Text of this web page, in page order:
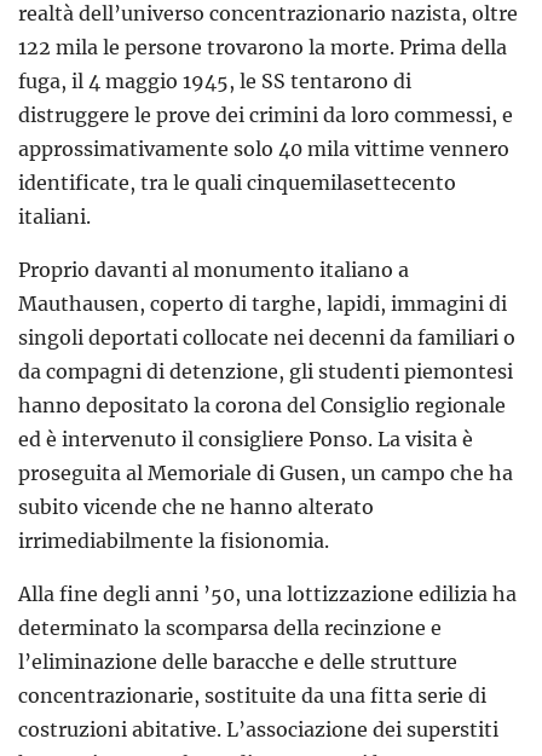
realtà dell’universo concentrazionario nazista, oltre
122 mila le persone trovarono la morte. Prima della
fuga, il 4 maggio 1945, le SS tentarono di
distruggere le prove dei crimini da loro commessi, e
approssimativamente solo 40 mila vittime vennero
identificate, tra le quali cinquemilasettecento
italiani.
Proprio davanti al monumento italiano a
Mauthausen, coperto di targhe, lapidi, immagini di
singoli deportati collocate nei decenni da familiari o
da compagni di detenzione, gli studenti piemontesi
hanno depositato la corona del Consiglio regionale
ed è intervenuto il consigliere Ponso. La visita è
proseguita al Memoriale di Gusen, un campo che ha
subito vicende che ne hanno alterato
irrimediabilmente la fisionomia.
Alla fine degli anni ’50, una lottizzazione edilizia ha
determinato la scomparsa della recinzione e
l’eliminazione delle baracche e delle strutture
concentrazionarie, sostituite da una fitta serie di
costruzioni abitative. L’associazione dei superstiti